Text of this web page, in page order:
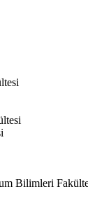
Bilimleri